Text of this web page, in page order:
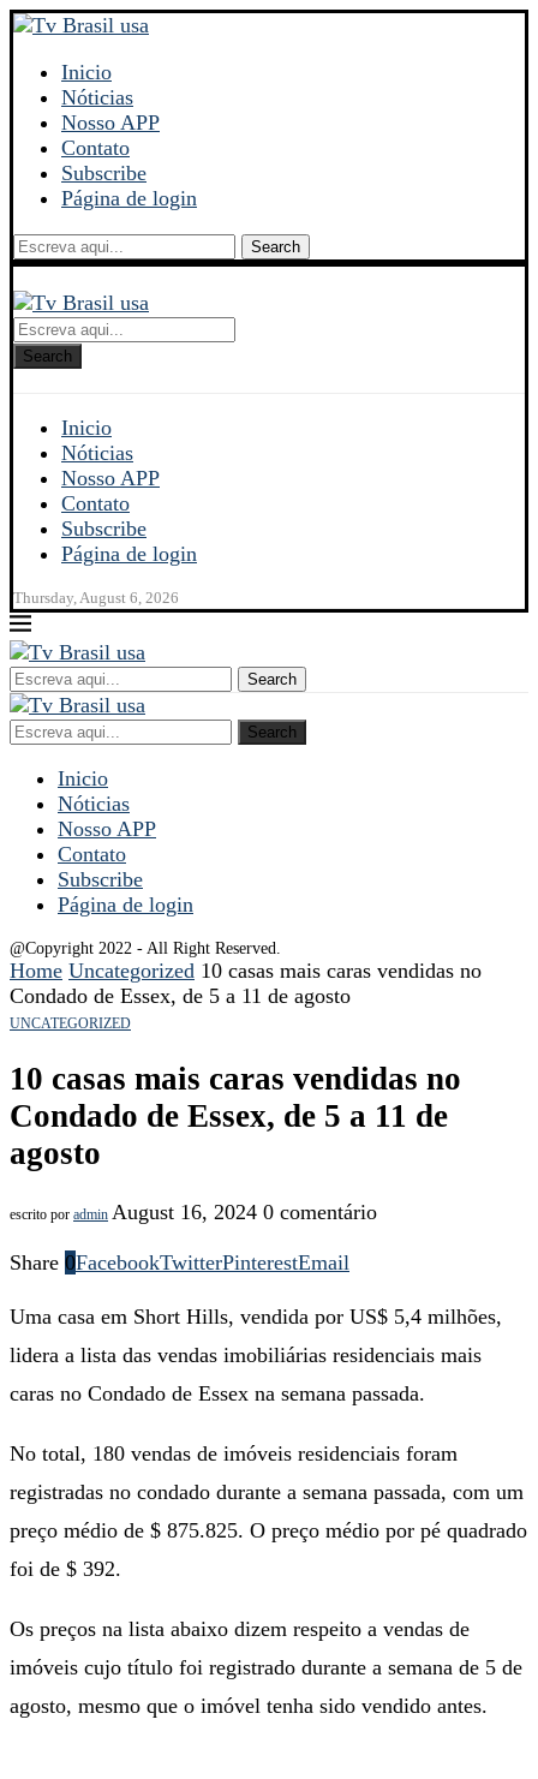
Inicio
Nóticias
Nosso APP
Contato
Subscribe
Página de login
Search
Search
Inicio
Nóticias
Nosso APP
Contato
Subscribe
Página de login
Thursday, August 6, 2026
Search
Search
Inicio
Nóticias
Nosso APP
Contato
Subscribe
Página de login
@Copyright 2022 - All Right Reserved.
Home Uncategorized 10 casas mais caras vendidas no
Condado de Essex, de 5 a 11 de agosto
UNCATEGORIZED
10 casas mais caras vendidas no
Condado de Essex, de 5 a 11 de
agosto
escrito por admin August 16, 2024 0 comentário
Share 0FacebookTwitterPinterestEmail
Uma casa em Short Hills, vendida por US$ 5,4 milhões,
lidera a lista das vendas imobiliárias residenciais mais
caras no Condado de Essex na semana passada.
No total, 180 vendas de imóveis residenciais foram
registradas no condado durante a semana passada, com um
preço médio de $ 875.825. O preço médio por pé quadrado
foi de $ 392.
Os preços na lista abaixo dizem respeito a vendas de
imóveis cujo título foi registrado durante a semana de 5 de
agosto, mesmo que o imóvel tenha sido vendido antes.